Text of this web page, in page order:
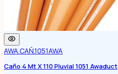
AWA.CAÑ.1051AWA
Caño 4 Mt X 110 Pluvial 1051 Awaduct